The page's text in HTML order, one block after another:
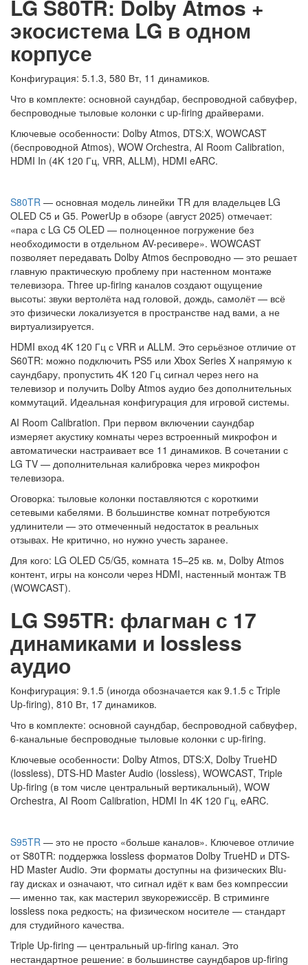
LG S80TR: Dolby Atmos +
экосистема LG в одном
корпусе
Конфигурация: 5.1.3, 580 Вт, 11 динамиков.
Что в комплекте: основной саундбар, беспроводной сабвуфер,
беспроводные тыловые колонки с up-firing драйверами.
Ключевые особенности: Dolby Atmos, DTS:X, WOWCAST
(беспроводной Atmos), WOW Orchestra, AI Room Calibration,
HDMI In (4K 120 Гц, VRR, ALLM), HDMI eARC.
S80TR — основная модель линейки TR для владельцев LG
OLED C5 и G5. PowerUp в обзоре (август 2025) отмечает:
«пара с LG C5 OLED — полноценное погружение без
необходимости в отдельном AV-ресивере». WOWCAST
позволяет передавать Dolby Atmos беспроводно — это решает
главную практическую проблему при настенном монтаже
телевизора. Three up-firing каналов создают ощущение
высоты: звуки вертолёта над головой, дождь, самолёт — всё
это физически локализуется в пространстве над вами, а не
виртуализируется.
HDMI вход 4K 120 Гц с VRR и ALLM. Это серьёзное отличие от
S60TR: можно подключить PS5 или Xbox Series X напрямую к
саундбару, пропустить 4K 120 Гц сигнал через него на
телевизор и получить Dolby Atmos аудио без дополнительных
коммутаций. Идеальная конфигурация для игровой системы.
AI Room Calibration. При первом включении саундбар
измеряет акустику комнаты через встроенный микрофон и
автоматически настраивает все 11 динамиков. В сочетании с
LG TV — дополнительная калибровка через микрофон
телевизора.
Оговорка: тыловые колонки поставляются с короткими
сетевыми кабелями. В большинстве комнат потребуются
удлинители — это отмеченный недостаток в реальных
отзывах. Не критично, но нужно учесть заранее.
Для кого: LG OLED C5/G5, комната 15–25 кв. м, Dolby Atmos
контент, игры на консоли через HDMI, настенный монтаж ТВ
(WOWCAST).
LG S95TR: флагман с 17
динамиками и lossless
аудио
Конфигурация: 9.1.5 (иногда обозначается как 9.1.5 с Triple
Up-firing), 810 Вт, 17 динамиков.
Что в комплекте: основной саундбар, беспроводной сабвуфер,
6-канальные беспроводные тыловые колонки с up-firing.
Ключевые особенности: Dolby Atmos, DTS:X, Dolby TrueHD
(lossless), DTS-HD Master Audio (lossless), WOWCAST, Triple
Up-firing (в том числе центральный вертикальный), WOW
Orchestra, AI Room Calibration, HDMI In 4K 120 Гц, eARC.
S95TR — это не просто «больше каналов». Ключевое отличие
от S80TR: поддержка lossless форматов Dolby TrueHD и DTS-
HD Master Audio. Эти форматы доступны на физических Blu-
ray дисках и означают, что сигнал идёт к вам без компрессии
— именно так, как мастерил звукорежиссёр. В стриминге
lossless пока редкость; на физическом носителе — стандарт
для студийного качества.
Triple Up-firing — центральный up-firing канал. Это
нестандартное решение: в большинстве саундбаров up-firing